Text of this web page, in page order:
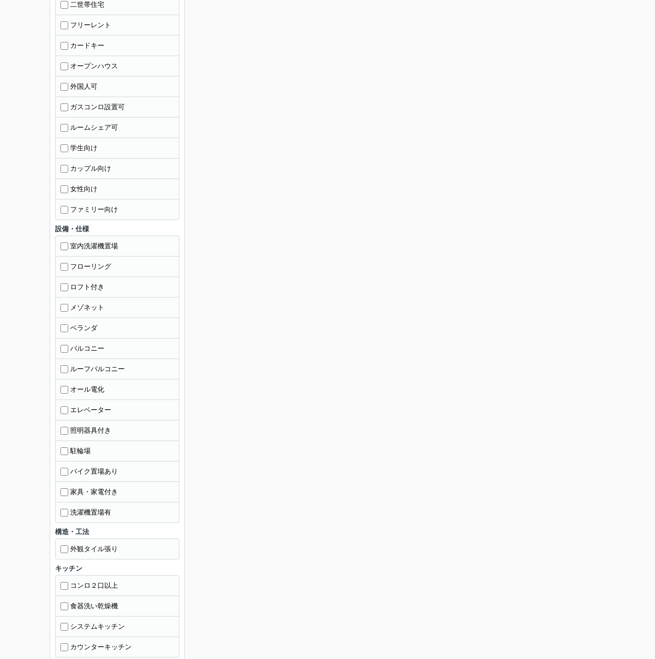
二世帯住宅
フリーレント
カードキー
オープンハウス
外国人可
ガスコンロ設置可
ルームシェア可
学生向け
カップル向け
女性向け
ファミリー向け
設備・仕様
室内洗濯機置場
フローリング
ロフト付き
メゾネット
ベランダ
バルコニー
ルーフバルコニー
オール電化
エレベーター
照明器具付き
駐輪場
バイク置場あり
家具・家電付き
洗濯機置場有
構造・工法
外観タイル張り
キッチン
コンロ２口以上
食器洗い乾燥機
システムキッチン
カウンターキッチン